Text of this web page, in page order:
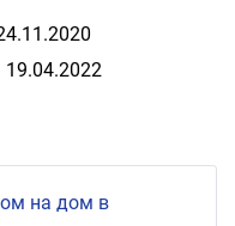
19.04.2022
на дом в